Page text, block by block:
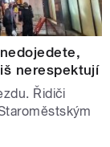
nerespektují
Řidiči